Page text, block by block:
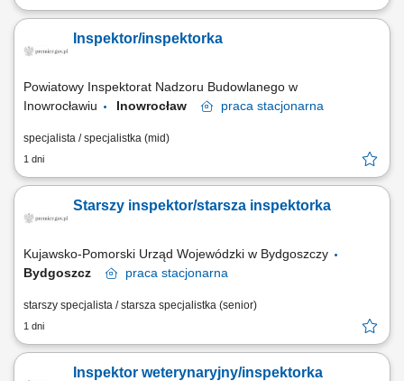
Inspektor/inspektorka
Powiatowy Inspektorat Nadzoru Budowlanego w
Inowrocławiu
Inowrocław praca stacjonarna
specjalista / specjalistka (mid)
1 dni
Starszy inspektor/starsza inspektorka
Kujawsko-Pomorski Urząd Wojewódzki w Bydgoszczy
Bydgoszcz
praca stacjonarna
starszy specjalista / starsza specjalistka (senior)
1 dni
Inspektor weterynaryjny/inspektorka